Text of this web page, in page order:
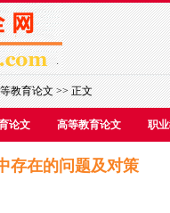
教育论文>> 正文
论文 高等教育论文 职
存在的问题及对策